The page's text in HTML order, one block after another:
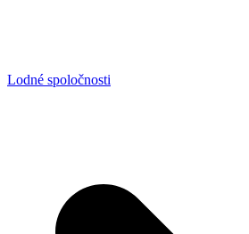
Lodné spoločnosti